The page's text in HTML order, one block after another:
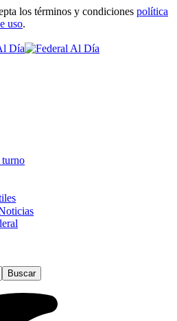
los términos y condiciones política
uso.
turno